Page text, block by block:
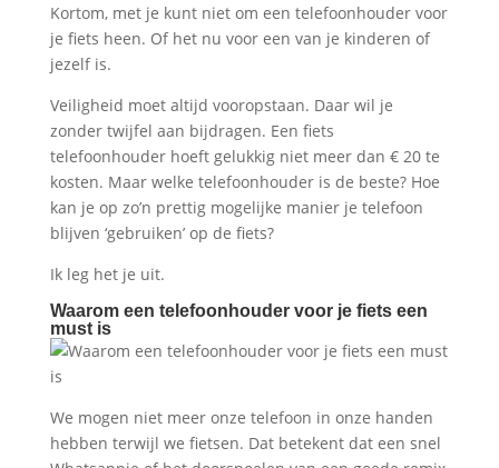
Kortom, met je kunt niet om een telefoonhouder voor
je fiets heen. Of het nu voor een van je kinderen of
jezelf is.
Veiligheid moet altijd vooropstaan. Daar wil je
zonder twijfel aan bijdragen. Een fiets
telefoonhouder hoeft gelukkig niet meer dan € 20 te
kosten. Maar welke telefoonhouder is de beste? Hoe
kan je op zo’n prettig mogelijke manier je telefoon
blijven ‘gebruiken’ op de fiets?
Ik leg het je uit.
Waarom een telefoonhouder voor je fiets een
must is
We mogen niet meer onze telefoon in onze handen
hebben terwijl we fietsen. Dat betekent dat een snel